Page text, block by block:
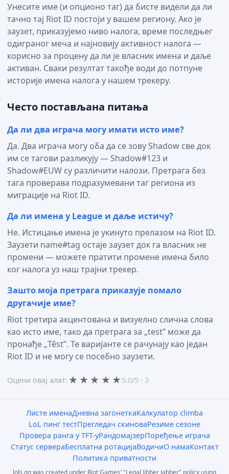
Унесите име (и опционо таг) да бисте видели да ли
тачно тај Riot ID постоји у вашем региону. Ако је
заузет, приказујемо ниво налога, време последњег
одиграног меча и најновију активност налога —
корисно за процену да ли је власник имена и даље
активан. Сваки резултат такође води до потпуне
историје имена налога у нашем трекеру.
Често постављана питања
Да ли два играча могу имати исто име?
Да. Два играча могу оба да се зову Shadow све док
им се тагови разликују — Shadow#123 и
Shadow#EUW су различити налози. Претрага без
тага проверава подразумевани таг региона из
миграције на Riot ID.
Да ли имена у League и даље истичу?
Не. Истицање имена је укинуто прелазом на Riot ID.
Заузети name#tag остаје заузет док га власник не
промени — можете пратити промене имена било
ког налога уз наш трајни трекер.
Зашто моја претрага приказује помало
другачије име?
Riot третира акцентована и визуелно слична слова
као исто име, тако да претрага за „test” може да
пронађе „Têst”. Те варијанте се рачунају као један
Riot ID и не могу се посебно заузети.
Оцени овај алат: ★ ★ ★ ★ ★ 5.0/5 · 3
Листе именаДневна загонеткаКалкулатор climba
LoL пинг тестПрегледач скиноваРезиме сезоне
Провера ранга у TFT-уРандомајзерПоређење играча
Статус сервераБесплатна ротацијаВодичиО намаКонтакт
Политика приватности
lols.gg was created under Riot Games' "Legal Jibber Jabber" policy using